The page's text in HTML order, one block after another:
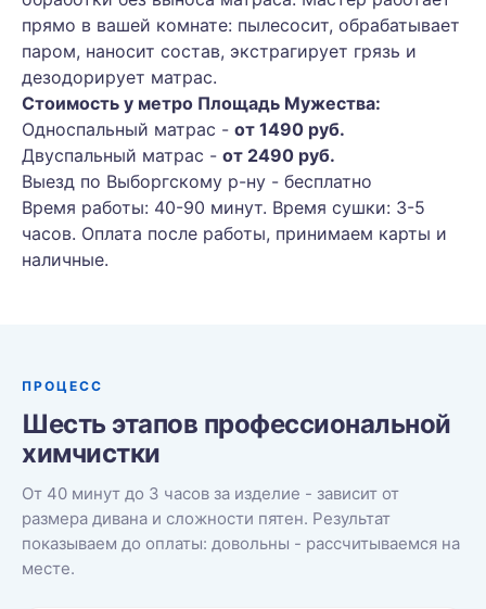
прямо в вашей комнате: пылесосит, обрабатывает
паром, наносит состав, экстрагирует грязь и
дезодорирует матрас.
Стоимость у метро Площадь Мужества:
Односпальный матрас - от 1490 руб.
Двуспальный матрас - от 2490 руб.
Выезд по Выборгскому р-ну - бесплатно
Время работы: 40-90 минут. Время сушки: 3-5
часов. Оплата после работы, принимаем карты и
наличные.
ПРОЦЕСС
Шесть этапов профессиональной
химчистки
От 40 минут до 3 часов за изделие - зависит от
размера дивана и сложности пятен. Результат
показываем до оплаты: довольны - рассчитываемся на
месте.